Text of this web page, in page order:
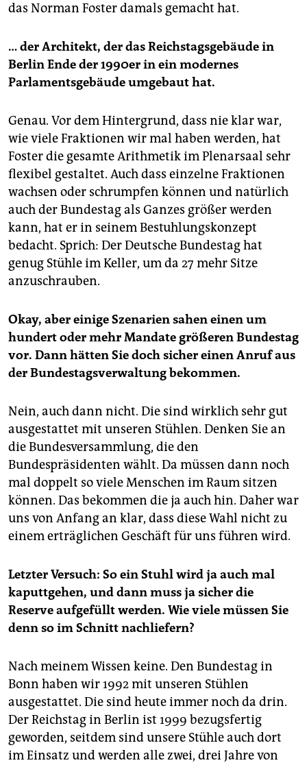
das Norman Foster damals gemacht hat.
… der Architekt, der das Reichstagsgebäude in
Berlin Ende der 1990er in ein modernes
Parlamentsgebäude umgebaut hat.
Genau. Vor dem Hintergrund, dass nie klar war,
wie viele Fraktionen wir mal haben werden, hat
Foster die gesamte Arithmetik im Plenarsaal sehr
flexibel gestaltet. Auch dass einzelne Fraktionen
wachsen oder schrumpfen können und natürlich
auch der Bundestag als Ganzes größer werden
kann, hat er in seinem Bestuhlungskonzept
bedacht. Sprich: Der Deutsche Bundestag hat
genug Stühle im Keller, um da 27 mehr Sitze
anzuschrauben.
Okay, aber einige Szenarien sahen einen um
hundert oder mehr Mandate größeren Bundestag
vor. Dann hätten Sie doch sicher einen Anruf aus
der Bundestagsverwaltung bekommen.
Nein, auch dann nicht. Die sind wirklich sehr gut
ausgestattet mit unseren Stühlen. Denken Sie an
die Bundesversammlung, die den
Bundespräsidenten wählt. Da müssen dann noch
mal doppelt so viele Menschen im Raum sitzen
können. Das bekommen die ja auch hin. Daher war
uns von Anfang an klar, dass diese Wahl nicht zu
einem erträglichen Geschäft für uns führen wird.
Letzter Versuch: So ein Stuhl wird ja auch mal
kaputtgehen, und dann muss ja sicher die
Reserve aufgefüllt werden. Wie viele müssen Sie
denn so im Schnitt nachliefern?
Nach meinem Wissen keine. Den Bundestag in
Bonn haben wir 1992 mit unseren Stühlen
ausgestattet. Die sind heute immer noch da drin.
Der Reichstag in Berlin ist 1999 bezugsfertig
geworden, seitdem sind unsere Stühle auch dort
im Einsatz und werden alle zwei, drei Jahre von